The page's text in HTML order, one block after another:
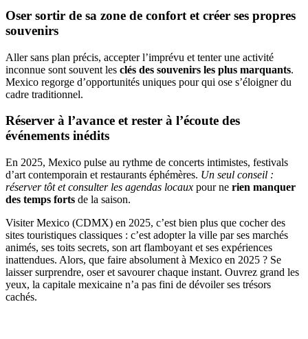
Oser sortir de sa zone de confort et créer ses propres
souvenirs
Aller sans plan précis, accepter l’imprévu et tenter une activité
inconnue sont souvent les clés des souvenirs les plus marquants.
Mexico regorge d’opportunités uniques pour qui ose s’éloigner du
cadre traditionnel.
Réserver à l’avance et rester à l’écoute des
événements inédits
En 2025, Mexico pulse au rythme de concerts intimistes, festivals
d’art contemporain et restaurants éphémères. Un seul conseil :
réserver tôt et consulter les agendas locaux pour ne rien manquer
des temps forts de la saison.
Visiter Mexico (CDMX) en 2025, c’est bien plus que cocher des
sites touristiques classiques : c’est adopter la ville par ses marchés
animés, ses toits secrets, son art flamboyant et ses expériences
inattendues. Alors, que faire absolument à Mexico en 2025 ? Se
laisser surprendre, oser et savourer chaque instant. Ouvrez grand les
yeux, la capitale mexicaine n’a pas fini de dévoiler ses trésors
cachés.